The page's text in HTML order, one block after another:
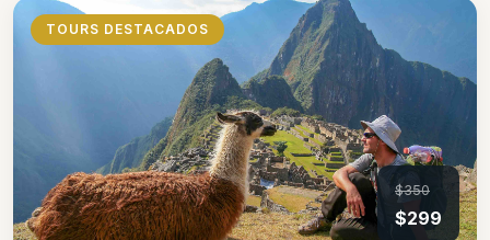
TOURS DESTACADOS
$350
$299